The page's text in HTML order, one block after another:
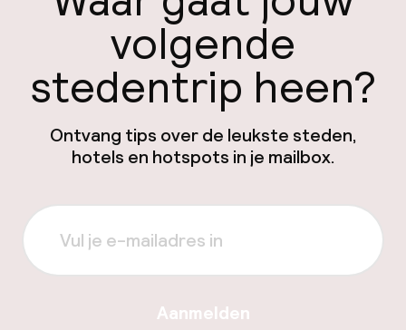
volgende
stedentrip heen?
Ontvang tips over de leukste steden,
hotels en hotspots in je mailbox.
Aanmelden